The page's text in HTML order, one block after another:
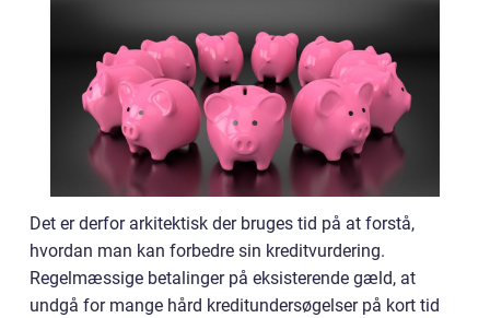
Det er derfor arkitektisk der bruges tid på at forstå,
hvordan man kan forbedre sin kreditvurdering.
Regelmæssige betalinger på eksisterende gæld, at
undgå for mange hård kreditundersøgelser på kort tid